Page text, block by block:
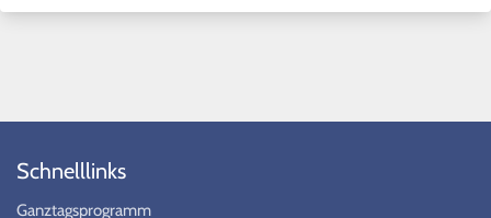
Schnelllinks
Ganztagsprogramm